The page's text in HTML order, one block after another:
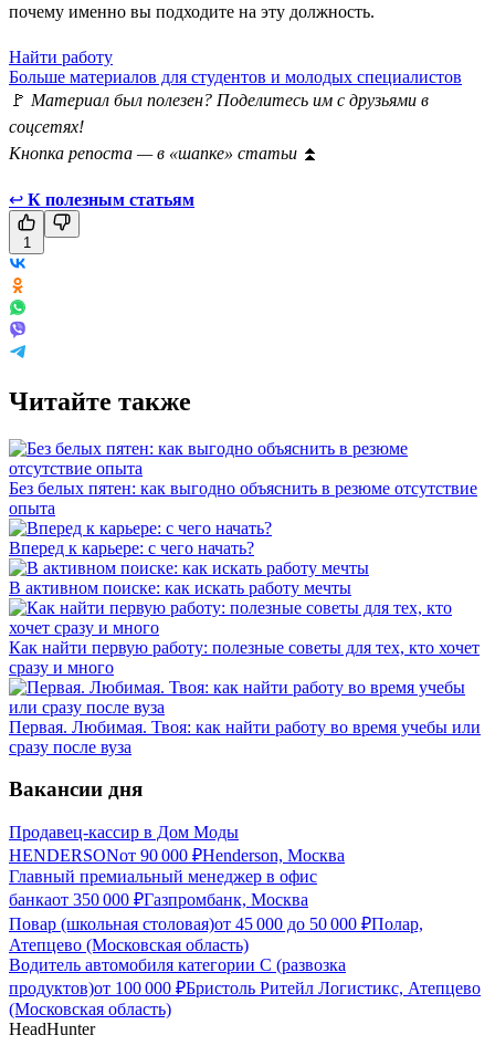
почему именно вы подходите на эту должность.
Найти работу
Больше материалов для студентов и молодых специалистов
🚩 Материал был полезен? Поделитесь им с друзьями в
соцсетях!
Кнопка репоста — в «шапке» статьи ⏫
↩ К полезным статьям
1
Читайте также
Без белых пятен: как выгодно объяснить в резюме отсутствие
опыта
Вперед к карьере: с чего начать?
В активном поиске: как искать работу мечты
Как найти первую работу: полезные советы для тех, кто хочет
сразу и много
Первая. Любимая. Твоя: как найти работу во время учебы или
сразу после вуза
Вакансии дня
Продавец-кассир в Дом Моды
HENDERSONот 90 000 ₽Henderson, Москва
Главный премиальный менеджер в офис
банкаот 350 000 ₽Газпромбанк, Москва
Повар (школьная столовая)от 45 000 до 50 000 ₽Полар,
Атепцево (Московская область)
Водитель автомобиля категории C (развозка
продуктов)от 100 000 ₽Бристоль Ритейл Логистикс, Атепцево
(Московская область)
HeadHunter